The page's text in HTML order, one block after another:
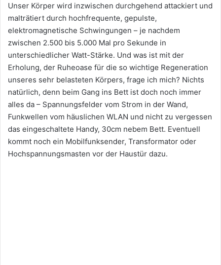
Unser Körper wird inzwischen durchgehend attackiert und
malträtiert durch hochfrequente, gepulste,
elektromagnetische Schwingungen – je nachdem
zwischen 2.500 bis 5.000 Mal pro Sekunde in
unterschiedlicher Watt-Stärke. Und was ist mit der
Erholung, der Ruheoase für die so wichtige Regeneration
unseres sehr belasteten Körpers, frage ich mich? Nichts
natürlich, denn beim Gang ins Bett ist doch noch immer
alles da – Spannungsfelder vom Strom in der Wand,
Funkwellen vom häuslichen WLAN und nicht zu vergessen
das eingeschaltete Handy, 30cm nebem Bett. Eventuell
kommt noch ein Mobilfunksender, Transformator oder
Hochspannungsmasten vor der Haustür dazu.